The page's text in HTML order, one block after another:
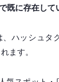
既に存在して
、ハッシュタ
ます。